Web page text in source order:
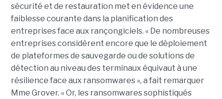
sécurité et de restauration met en évidence une
faiblesse courante dans la planification des
entreprises face aux rançongiciels. « De nombreuses
entreprises considèrent encore que le déploiement
de plateformes de sauvegarde ou de solutions de
détection au niveau des terminaux équivaut à une
résilience face aux ransomwares », a fait remarquer
Mme Grover. « Or, les ransomwares sophistiqués